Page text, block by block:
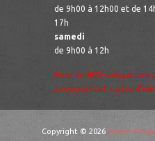
de 9h00 à 12h00 et de
17h
samedi
de 9h00 à 12h
Prise de RDV obligatoire
passeports et cartes
Copyright © 2026 mairie